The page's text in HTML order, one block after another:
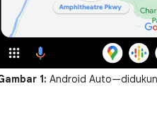
1: Android